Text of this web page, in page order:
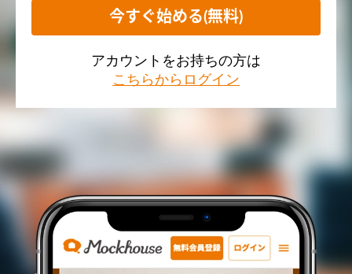
今すぐ始める(無料)
アカウントをお持ちの方は
こちらからログイン